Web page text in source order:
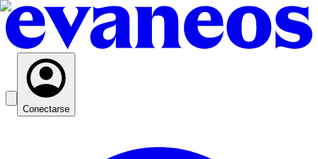
Conectarse